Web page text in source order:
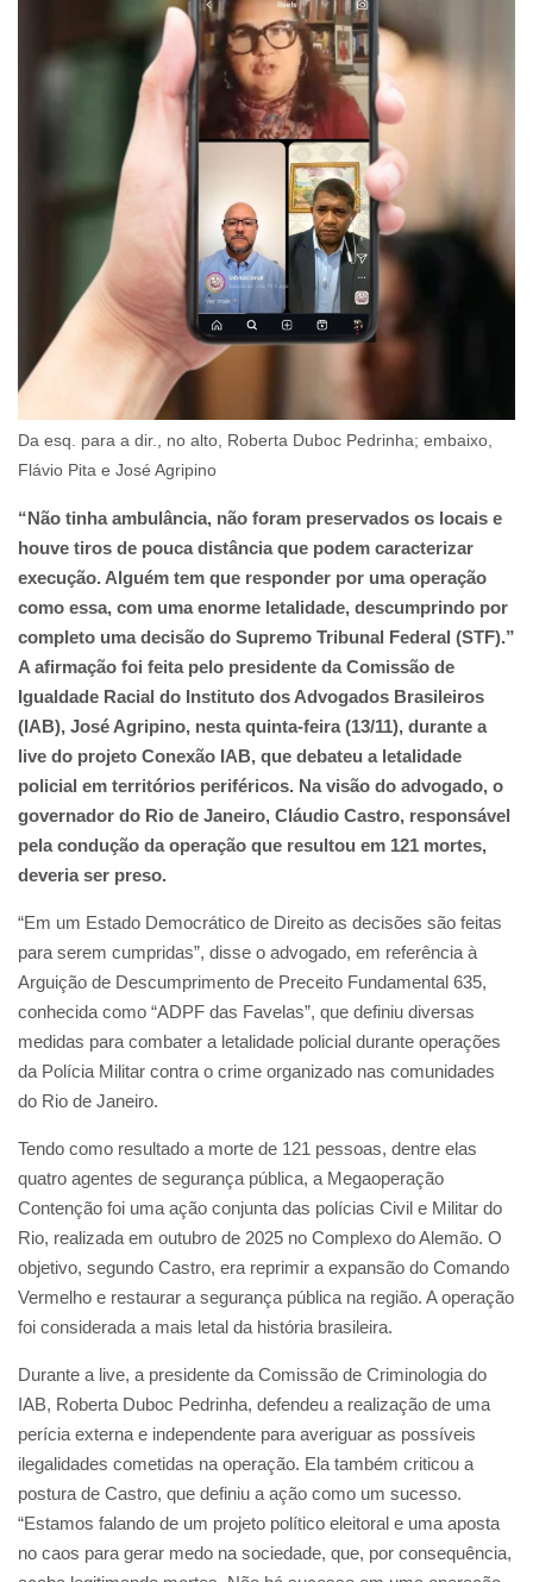
Da esq. para a dir., no alto, Roberta Duboc Pedrinha; embaixo,
Flávio Pita e José Agripino
“Não tinha ambulância, não foram preservados os locais e
houve tiros de pouca distância que podem caracterizar
execução. Alguém tem que responder por uma operação
como essa, com uma enorme letalidade, descumprindo por
completo uma decisão do Supremo Tribunal Federal (STF).”
A afirmação foi feita pelo presidente da Comissão de
Igualdade Racial do Instituto dos Advogados Brasileiros
(IAB), José Agripino, nesta quinta-feira (13/11), durante a
live do projeto Conexão IAB, que debateu a letalidade
policial em territórios periféricos. Na visão do advogado, o
governador do Rio de Janeiro, Cláudio Castro, responsável
pela condução da operação que resultou em 121 mortes,
deveria ser preso.
“Em um Estado Democrático de Direito as decisões são feitas
para serem cumpridas”, disse o advogado, em referência à
Arguição de Descumprimento de Preceito Fundamental 635,
conhecida como “ADPF das Favelas”, que definiu diversas
medidas para combater a letalidade policial durante operações
da Polícia Militar contra o crime organizado nas comunidades
do Rio de Janeiro.
Tendo como resultado a morte de 121 pessoas, dentre elas
quatro agentes de segurança pública, a Megaoperação
Contenção foi uma ação conjunta das polícias Civil e Militar do
Rio, realizada em outubro de 2025 no Complexo do Alemão. O
objetivo, segundo Castro, era reprimir a expansão do Comando
Vermelho e restaurar a segurança pública na região. A operação
foi considerada a mais letal da história brasileira.
Durante a live, a presidente da Comissão de Criminologia do
IAB, Roberta Duboc Pedrinha, defendeu a realização de uma
perícia externa e independente para averiguar as possíveis
ilegalidades cometidas na operação. Ela também criticou a
postura de Castro, que definiu a ação como um sucesso.
“Estamos falando de um projeto político eleitoral e uma aposta
no caos para gerar medo na sociedade, que, por consequência,